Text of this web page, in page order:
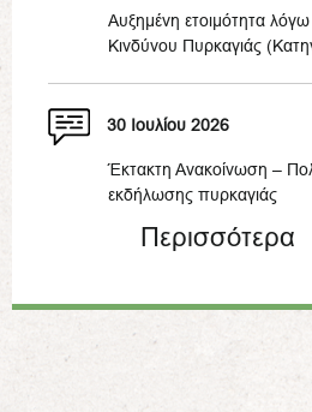
Αυξημένη ετοιμότητα
Κινδύνου Πυρκαγιάς
30 Ιουλίου 2026
Έκτακτη Ανακοίνωση –
εκδήλωσης πυρκαγιάς
Περισσότερα